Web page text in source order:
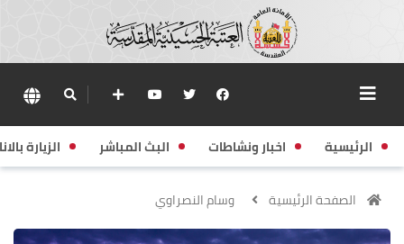
الرئيسية اخبار ونشاطات البث المباشر الزيارة
الصفحة الرئيسية وسام النصراوي